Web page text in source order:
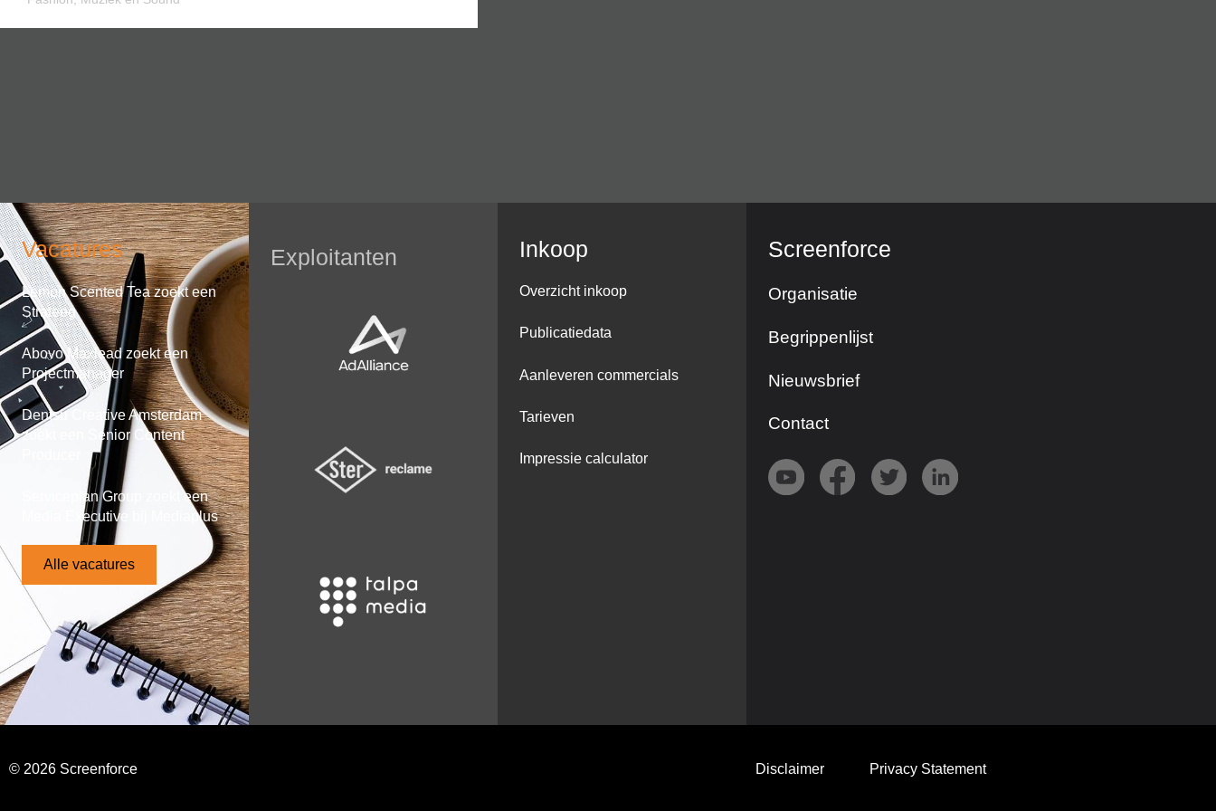
Vacatures
Lemon Scented Tea zoekt een
Strateeg
Abovo Maxlead zoekt een
Projectmanager
Dentsu Creative Amsterdam
zoekt een Senior Content
Serviceplan Group zoekt een
Media Executive bij Mediaplus
Alle vacatures
Exploitanten Inkoop
Overzicht inkoop
Publicatiedata
Aanleveren commercials
Tarieven
Impressie calculator
Screenforce
Organisatie
Begrippenlijst
Nieuwsbrief
Contact
© 2026 Screenforce Disclaimer Privacy Statement